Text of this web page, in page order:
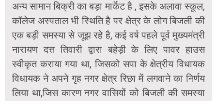
अन्य सामान बिक्री का बड़ा मार्केट है , इसके अलावा स्कूल,
कॉलेज अस्पताल भी स्थिति है पर क्षेत्र के लोग बिजली की
एक बड़ी समस्या से जूझ रहे है, कई वर्ष पहले पूर्व मुख्यमंत्री
नारायण दत्त तिवारी द्वारा बहेड़ी के लिए पावर हाउस
स्वीकृत कराया गया था, जिसको सपा के क्षेत्रीय विधायक
विधायक ने अपने गृह नगर क्षेत्र रिछा में लगवाने का निर्णय
लिया था,जिस कारण नगर वासियों को बिजली की समस्या